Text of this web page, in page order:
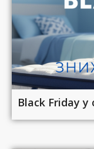
Black Friday у